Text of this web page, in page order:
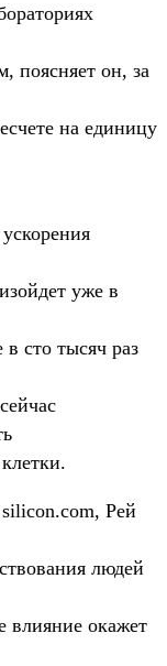
поясняет он, за
на единицу
уже в
сто тысяч раз
Рей
людей
влияние окажет